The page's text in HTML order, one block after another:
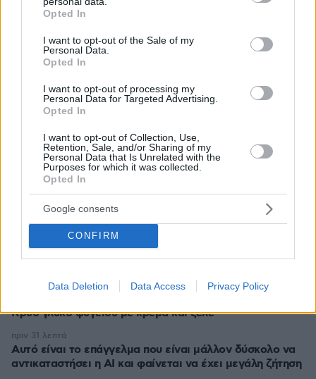
grant or deny consent to Google and its third-party tags to
use your data for below specified purposes in below Google
consent section.
Opted In
I want to opt-out of the Sale of my
Personal Data.
Opted In
I want to opt-out of processing my
Personal Data for Targeted Advertising.
Opted In
I want to opt-out of Collection, Use,
Retention, Sale, and/or Sharing of my
Personal Data that Is Unrelated with the
Purposes for which it was collected.
Opted In
Google consents
CONFIRM
Data Deletion Data Access Privacy Policy
Συνελήφθη ένα ακόμη μέλος της συμμορίας του «Έντικ»
στο Παλαιό Φάληρο
Διακοπές σε 5 δροσερούς προορισμούς της Ελλάδας,
πριν 11 λεπτά
Η εμπειρία σε 5 σπουδαία εστιατόρια της Σαντορίνης
πριν 22 λεπτά
Φρουροί της Επανάστασης: Το άνοιγμα των Στενών του
Ορμούζ δεν σχετίζεται με τις διαπραγματεύσεις
Τεχεράνης - Ομάν
πριν 25 λεπτά
Η Βάλια Χατζηθεοδώρου κάνει διακοπές στη Μύκονο, οι
πόζες της με μαγιό στη θάλασσα
πριν 29 λεπτά
Η ιαπωνική άσκηση των 5′ που «καίει» λίπος, σμιλεύει
πριν 30 λεπτά
Κρύο γλυκό ψυγείου με κρέμα και ζελέ
Αυτό είναι το επάγγελμα που είναι μάλλον δύσκολο να
αντικαταστήσει η AI και φαίνεται να έχει μεγάλη ζήτηση
πριν 31 λεπτά